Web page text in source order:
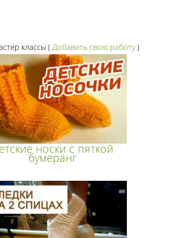
классы( Добавить свою работу)
носки с пяткой
бумеранг